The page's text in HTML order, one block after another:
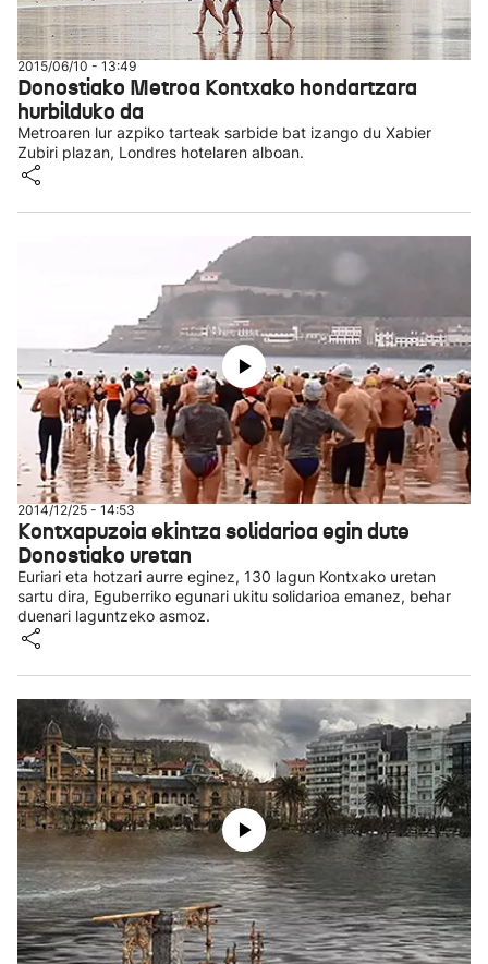
2015/06/10 - 13:49
Donostiako Metroa Kontxako hondartzara
hurbilduko da
Metroaren lur azpiko tarteak sarbide bat izango du Xabier
Zubiri plazan, Londres hotelaren alboan.
2014/12/25 - 14:53
Kontxapuzoia ekintza solidarioa egin dute
Donostiako uretan
Euriari eta hotzari aurre eginez, 130 lagun Kontxako uretan
sartu dira, Eguberriko egunari ukitu solidarioa emanez, behar
duenari laguntzeko asmoz.